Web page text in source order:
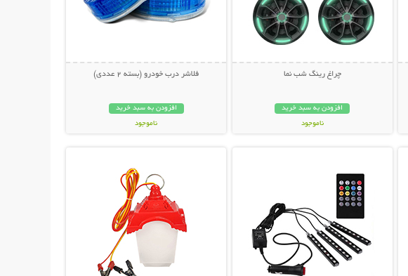
چراغ رینگ شب نما
افزودن به سبد خرید
ناموجود
فلاشر درب خودرو (بسته 2 عددی)
افزودن به سبد خرید
ناموجود